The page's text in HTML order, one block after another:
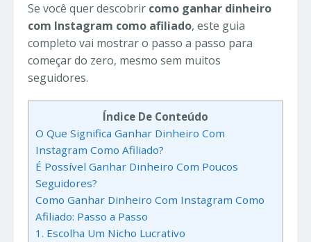
Se você quer descobrir como ganhar dinheiro
com Instagram como afiliado, este guia
completo vai mostrar o passo a passo para
começar do zero, mesmo sem muitos
seguidores.
Índice De Conteúdo
O Que Significa Ganhar Dinheiro Com
Instagram Como Afiliado?
É Possível Ganhar Dinheiro Com Poucos
Seguidores?
Como Ganhar Dinheiro Com Instagram Como
Afiliado: Passo a Passo
1. Escolha Um Nicho Lucrativo